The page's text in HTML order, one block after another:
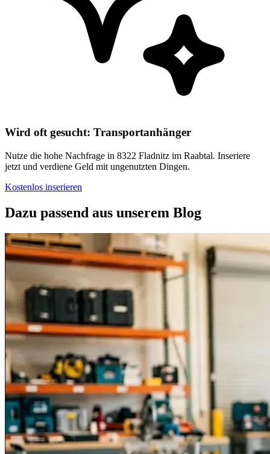
Wird oft gesucht: Transportanhänger
Nutze die hohe Nachfrage in 8322 Fladnitz im Raabtal. Inseriere
jetzt und verdiene Geld mit ungenutzten Dingen.
Kostenlos inserieren
Dazu passend aus unserem Blog